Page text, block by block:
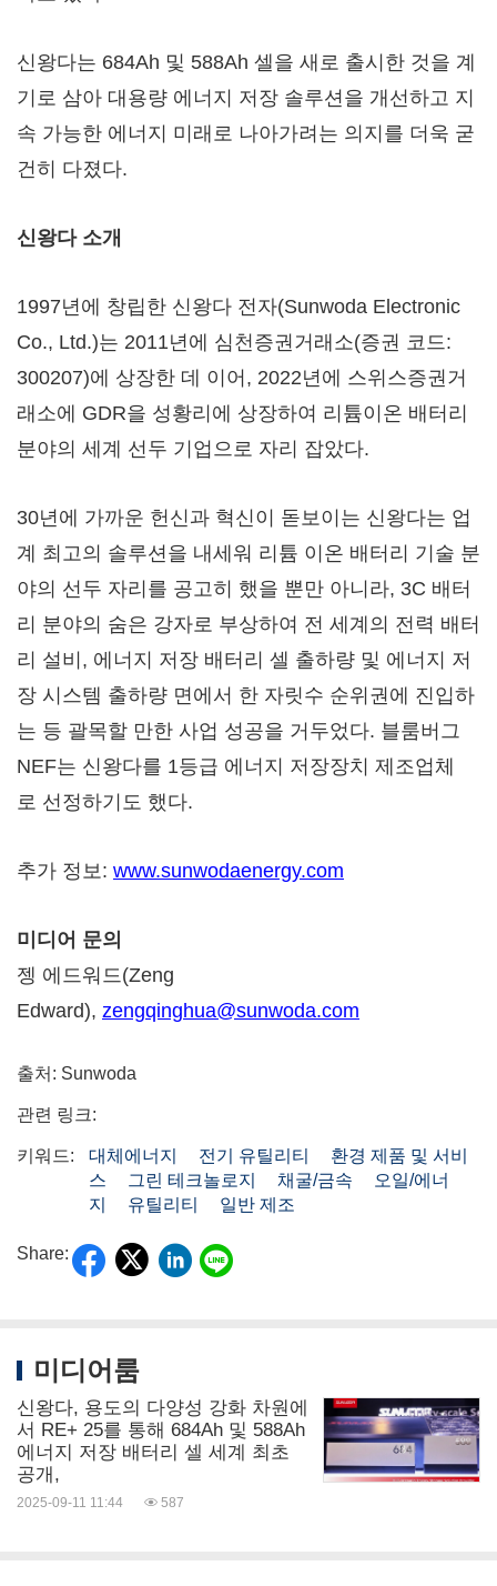
신왕다는 684Ah 및 588Ah 셀을 새로 출시한 것을 계
기로 삼아 대용량 에너지 저장 솔루션을 개선하고 지
속 가능한 에너지 미래로 나아가려는 의지를 더욱 굳
건히 다졌다.
신왕다 소개
1997년에 창립한 신왕다 전자(Sunwoda Electronic
Co., Ltd.)는 2011년에 심천증권거래소(증권 코드:
300207)에 상장한 데 이어, 2022년에 스위스증권거
래소에 GDR을 성황리에 상장하여 리튬이온 배터리
분야의 세계 선두 기업으로 자리 잡았다.
30년에 가까운 헌신과 혁신이 돋보이는 신왕다는 업
계 최고의 솔루션을 내세워 리튬 이온 배터리 기술 분
야의 선두 자리를 공고히 했을 뿐만 아니라, 3C 배터
리 분야의 숨은 강자로 부상하여 전 세계의 전력 배터
리 설비, 에너지 저장 배터리 셀 출하량 및 에너지 저
장 시스템 출하량 면에서 한 자릿수 순위권에 진입하
는 등 괄목할 만한 사업 성공을 거두었다. 블룸버그
NEF는 신왕다를 1등급 에너지 저장장치 제조업체
로 선정하기도 했다.
추가 정보: www.sunwodaenergy.com
미디어 문의
젱 에드워드(Zeng
Edward), zengqinghua@sunwoda.com
출처: Sunwoda
관련 링크:
키워드: 대체에너지 전기 유틸리티
환경 제품 및 서비
스
그린 테크놀로지 채굴/금속
오일/에너
지
유틸리티 일반 제조
Share:
미디어룸
신왕다, 용도의 다양성 강화 차원에
서 RE+ 25를 통해 684Ah 및 588Ah
에너지 저장 배터리 셀 세계 최초
공개,
2025-09-11 11:44 587